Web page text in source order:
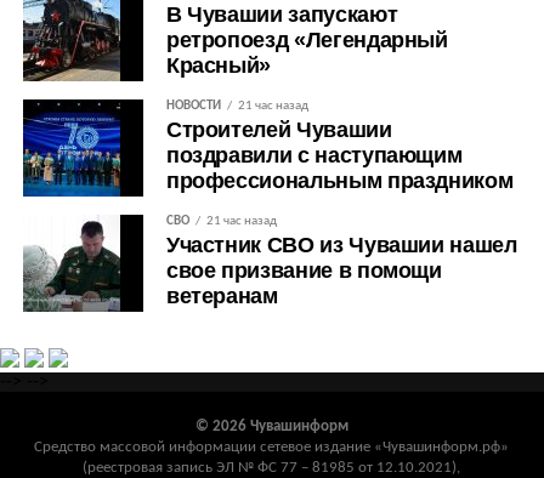
В Чувашии запускают
ретропоезд «Легендарный
Красный»
НОВОСТИ 21 час назад
Строителей Чувашии
поздравили с наступающим
профессиональным праздником
СВО 21 час назад
Участник СВО из Чувашии нашел
свое призвание в помощи
ветеранам
© 2026 Чувашинформ
Средство массовой информации сетевое издание «Чувашинформ.рф»
(реестровая запись ЭЛ № ФС 77 – 81985 от 12.10.2021),